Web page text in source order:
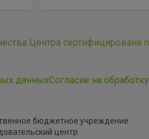
Центра сертифицирована
данныхСогласие на
бюджетное учреждение
центр